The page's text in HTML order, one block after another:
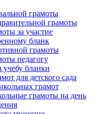
грамоты
грамоты
за участие
бланк
грамоты
педагогу
учебу бланки
для детского сада
грамот
грамоты на день